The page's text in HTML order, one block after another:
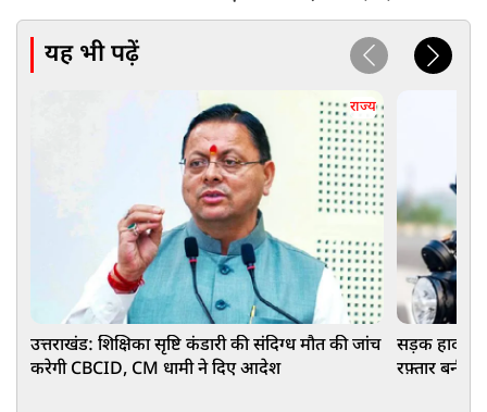
यह भी पढ़ें
राज्य
उत्तराखंड: शिक्षिका सृष्टि कंडारी की संदिग्ध मौत की जांच
करेगी CBCID, CM धामी ने दिए आदेश
सड़क हादसे में
रफ़्तार बनी